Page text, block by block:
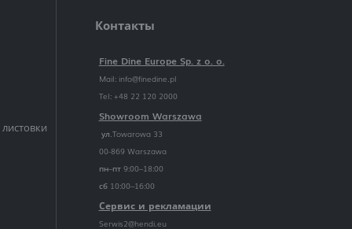
Контакты
Fine Dine Europe Sp. z o. o.
Mail: info@finedine.pl
Tel: +48 22 120 2000
Showroom Warszawa
ул.Towarowa 33
00-869 Warszawa
пн–пт 9:00–18:00
сб 10:00–16:00
Сервис и рекламации
Serwis2@hendi.eu